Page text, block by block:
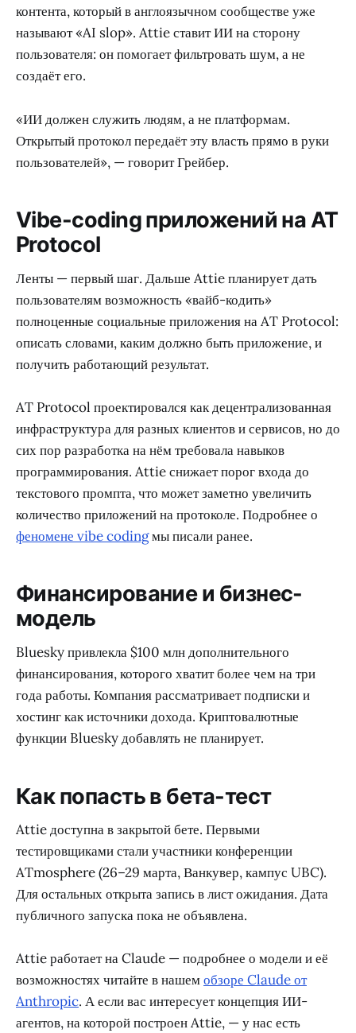
контента, который в англоязычном сообществе уже
называют «AI slop». Attie ставит ИИ на сторону
пользователя: он помогает фильтровать шум, а не
создаёт его.
«ИИ должен служить людям, а не платформам.
Открытый протокол передаёт эту власть прямо в руки
пользователей», — говорит Грейбер.
Vibe-coding приложений на AT
Protocol
Ленты — первый шаг. Дальше Attie планирует дать
пользователям возможность «вайб-кодить»
полноценные социальные приложения на AT Protocol:
описать словами, каким должно быть приложение, и
получить работающий результат.
AT Protocol проектировался как децентрализованная
инфраструктура для разных клиентов и сервисов, но до
сих пор разработка на нём требовала навыков
программирования. Attie снижает порог входа до
текстового промпта, что может заметно увеличить
количество приложений на протоколе. Подробнее о
феномене vibe codingмы писали ранее.
Финансирование и бизнес-
модель
Bluesky привлекла $100 млн дополнительного
финансирования, которого хватит более чем на три
года работы. Компания рассматривает подписки и
хостинг как источники дохода. Криптовалютные
функции Bluesky добавлять не планирует.
Как попасть в бета-тест
Attie доступна в закрытой бете. Первыми
тестировщиками стали участники конференции
ATmosphere (26–29 марта, Ванкувер, кампус UBC).
Для остальных открыта запись в лист ожидания. Дата
публичного запуска пока не объявлена.
Attie работает на Claude — подробнее о модели и её
возможностях читайте в нашемобзоре Claude от
Anthropic. А если вас интересует концепция ИИ-
агентов, на которой построен Attie, — у нас есть